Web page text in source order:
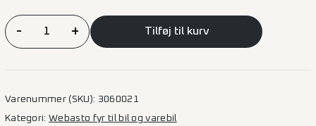
Webasto
On/Off
- + Tilføj til kurv
Varenummer (SKU): 3060021
Kategori:Webasto fyr til bil og varebil